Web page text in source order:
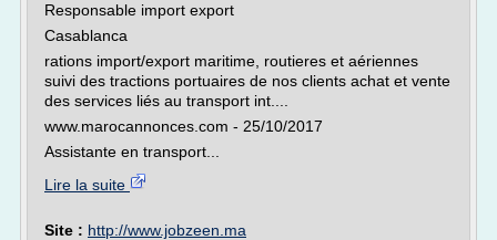
Responsable import export
Casablanca
rations import/export maritime, routieres et aériennes
suivi des tractions portuaires de nos clients achat et vente
des services liés au transport int....
www.marocannonces.com - 25/10/2017
Assistante en transport...
Lire la suite
Site : http://www.jobzeen.ma